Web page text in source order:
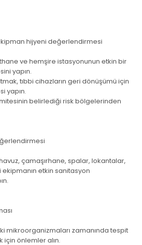
hijyeni değerlendirmesi
ve hemşire istasyonunun etkin bir
yapın.
tıbbi cihazların geri dönüşümü için
yapın.
belirlediği risk bölgelerinden
çamaşırhane, spalar, lokantalar,
ekipmanın etkin sanitasyon
mikroorganizmaları zamanında tespit
önlemler alın.